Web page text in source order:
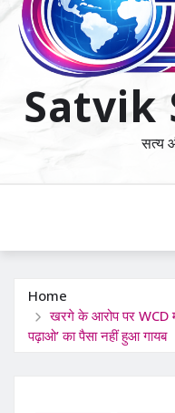
Satvik
सत्य
Home
खरगे के आरोप पर WCD
पढ़ाओ’ का पैसा नहीं हुआ गायब